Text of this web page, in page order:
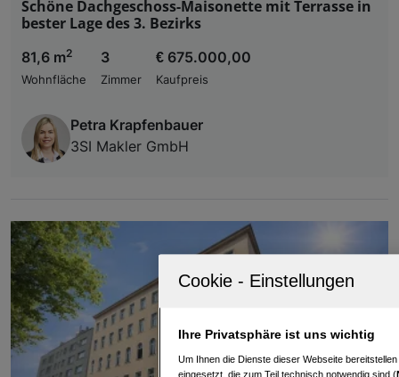
Schöne Dachgeschoss-Maisonette mit Terrasse in
bester Lage des 3. Bezirks
81,6 m2
Wohnfläche
3
Zimmer
€ 675.000,00
Kaufpreis
Petra Krapfenbauer
3SI Makler GmbH
Ihre Privatsphäre ist uns wichtig
Um Ihnen die Dienste dieser Webseite
eingesetzt, die zum Teil technisch notwendig sind (